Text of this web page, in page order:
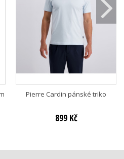
Pierre Cardin pánské triko
899 Kč